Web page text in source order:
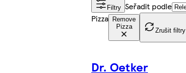
Filtry Seřadit podle
Pizza
Remove
Pizza
Zrušit filtry
Dr. Oetker